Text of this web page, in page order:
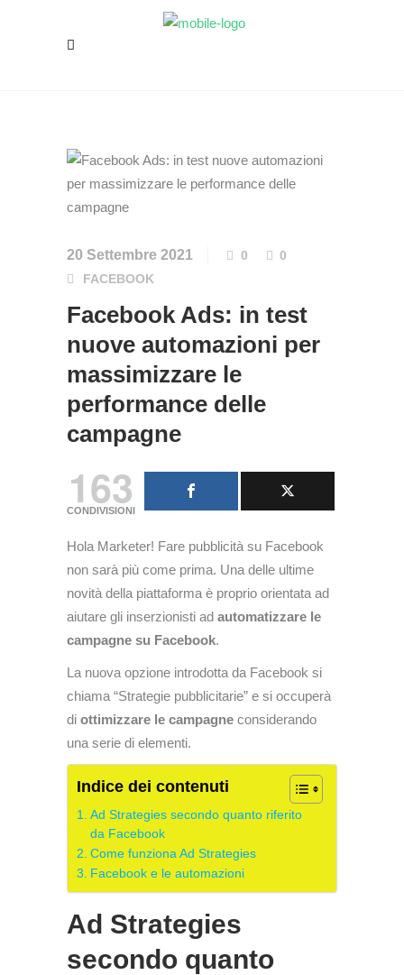
20 Settembre 2021 0
0
FACEBOOK
Facebook Ads: in test
nuove automazioni per
massimizzare le
performance delle
campagne
163
CONDIVISIONI
Hola Marketer! Fare pubblicità su Facebook
non sarà più come prima. Una delle ultime
novità della piattaforma è proprio orientata ad
aiutare gli inserzionisti ad automatizzare le
campagne su Facebook.
La nuova opzione introdotta da Facebook si
chiama “Strategie pubblicitarie” e si occuperà
di ottimizzare le campagne considerando
una serie di elementi.
Indice dei contenuti
Ad Strategies secondo quanto riferito
da Facebook
Come funziona Ad Strategies
Facebook e le automazioni
Ad Strategies
secondo quanto